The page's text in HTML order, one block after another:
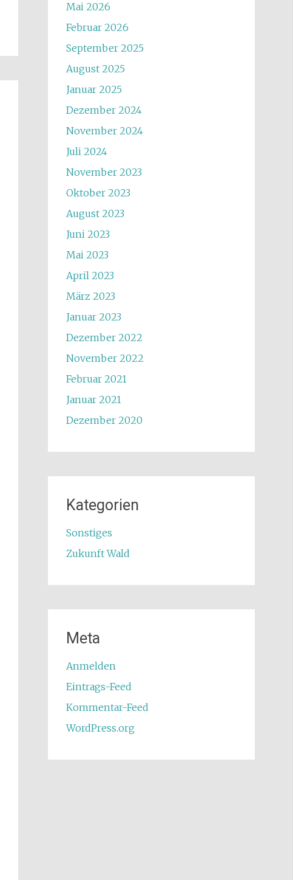
Mai 2026
Februar 2026
September 2025
August 2025
Januar 2025
Dezember 2024
November 2024
Juli 2024
November 2023
Oktober 2023
August 2023
Juni 2023
Mai 2023
April 2023
März 2023
Januar 2023
Dezember 2022
November 2022
Februar 2021
Januar 2021
Dezember 2020
Kategorien
Sonstiges
Zukunft Wald
Meta
Anmelden
Eintrags-Feed
Kommentar-Feed
WordPress.org